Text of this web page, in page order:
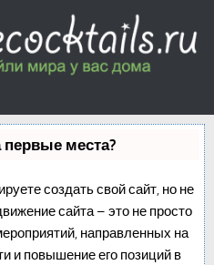
первые места?
создать свой сайт, но не
сайта – это не просто
направленных на
и повышение его позиций в